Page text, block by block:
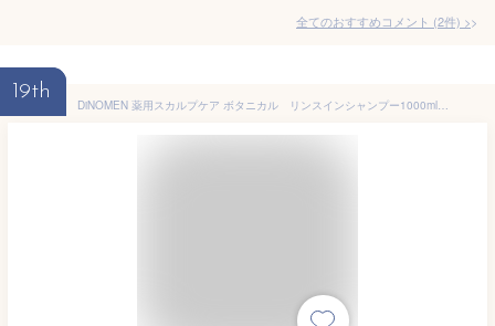
全てのおすすめコメント (2件) >
19th
DiNOMEN 薬用スカルプケア ボタニカル リンスインシャンプー1000ml&薬用トリートメント 500 ml セット シャンプー メンズ 育毛シャンプー 育毛剤の前に 育毛剤の浸透をサポート △ 父の日 ギフト ラッピング